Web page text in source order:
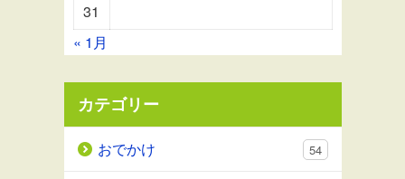
31
« 1月
カテゴリー
おでかけ 54